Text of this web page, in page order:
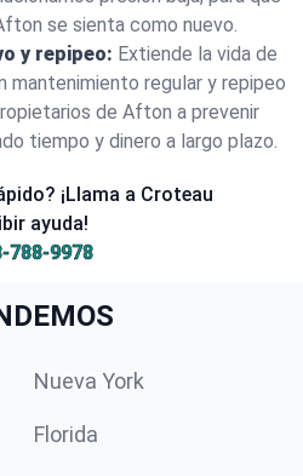
se sienta como nuevo.
y repipeo: Extiende la vida de
mantenimiento regular y repipeo
de Afton a prevenir
tiempo y dinero a largo plazo.
¡Llama a Croteau
ayuda!
788-9978
Nueva York
Florida